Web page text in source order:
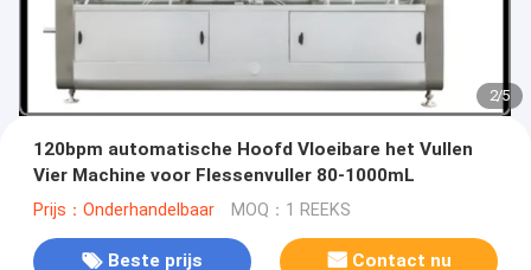
2/5
120bpm automatische Hoofd Vloeibare het Vullen
Vier Machine voor Flessenvuller 80-1000mL
Prijs：Onderhandelbaar MOQ：1 REEKS
Beste prijs Contact nu